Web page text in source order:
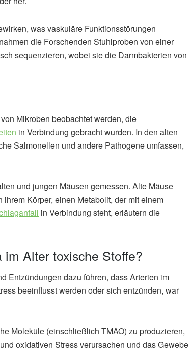
was vaskuläre Funktionsstörungen
die Forschenden Stuhlproben von einer
sequenzieren, wobei sie die Darmbakterien von
Mikroben beobachtet werden, die
in Verbindung gebracht wurden. In den alten
Salmonellen und andere Pathogene umfassen,
und jungen Mäusen gemessen. Alte Mäuse
Körper, einen Metabolit, der mit einem
in Verbindung steht, erläutern die
Alter toxische Stoffe?
Entzündungen dazu führen, dass Arterien im
beeinflusst werden oder sich entzünden, war
Moleküle (einschließlich TMAO) zu produzieren,
oxidativen Stress verursachen und das Gewebe